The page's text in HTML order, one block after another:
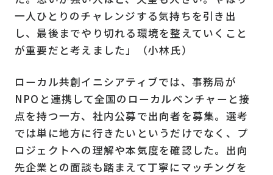
一人ひとりのチャレンジする気持ちを引き出
し、最後までやり切れる環境を整えていくこと
が重要だと考えました」（小林氏）
ローカル共創イニシアティブでは、事務局が
NPOと連携して全国のローカルベンチャーと接
点を持つ一方、社内公募で出向者を募集。選考
では単に地方に行きたいというだけでなく、プ
ロジェクトへの理解や本気度を確認した。出向
先企業との面談も踏まえて丁寧にマッチングを